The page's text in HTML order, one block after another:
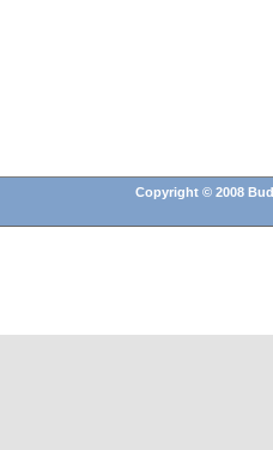
Copyright © 2008